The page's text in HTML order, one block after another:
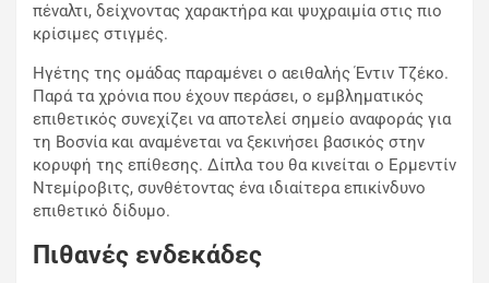
πέναλτι, δείχνοντας χαρακτήρα και ψυχραιμία στις πιο
κρίσιμες στιγμές.
Ηγέτης της ομάδας παραμένει ο αειθαλής Έντιν Τζέκο.
Παρά τα χρόνια που έχουν περάσει, ο εμβληματικός
επιθετικός συνεχίζει να αποτελεί σημείο αναφοράς για
τη Βοσνία και αναμένεται να ξεκινήσει βασικός στην
κορυφή της επίθεσης. Δίπλα του θα κινείται ο Ερμεντίν
Ντεμίροβιτς, συνθέτοντας ένα ιδιαίτερα επικίνδυνο
επιθετικό δίδυμο.
Πιθανές ενδεκάδες